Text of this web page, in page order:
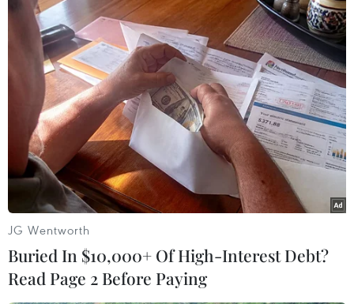
Theo dõi VietnamPlus
TIN CÙNG CHUYÊN MỤC
Xe điện Trung Quốc mở rộng
cuộc đua công nghệ ra Đông Nam Á
JG Wentworth
Buried In $10,000+ Of High-Interest Debt?
Read Page 2 Before Paying